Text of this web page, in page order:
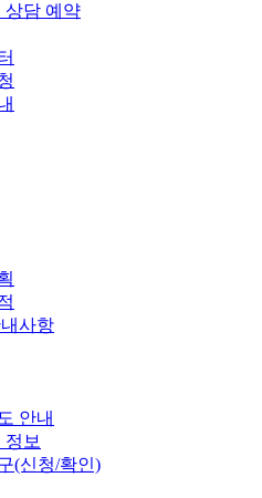
상담 예약
사항
안내
정보
(신청/확인)